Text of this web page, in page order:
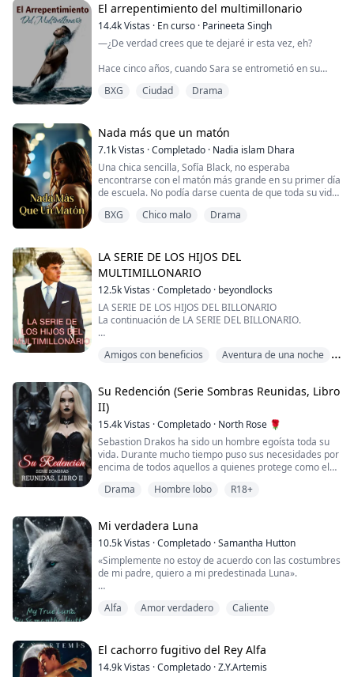
se intensifica, su alma interior reconoce la mía como
su verdadera pareja, lo cual es algo bueno y me hace
feliz por dentro. Aun...
El arrepentimiento del multimillonario
14.4kVistas · En curso · Parineeta Singh
—¿De verdad crees que te dejaré ir esta vez, eh?
Hace cinco años, cuando Sara se entrometió en su
de Dominic. Aunque vivía la vida perfecta de riqueza y
su familia.
Cinco años después, cuando se volvieron a encontrar,
Dominic estaba ...
BXG Ciudad Drama
Nada más que un matón
7.1kVistas ·Completado · Nadia islam Dhara
Una chica sencilla, Sofía Black, no esperaba
encontrarse con el matón más grande en su primer día
de escuela. No podía darse cuenta de que toda su vida
sería tanto agradable como desagradable al mismo
BXG Chico malo Drama
LA SERIE DE LOS HIJOS DEL
MULTIMILLONARIO
12.5kVistas ·Completado · beyondlocks
LA SERIE DE LOS HIJOS DEL BILLONARIO
La continuación de LA SERIE DEL BILLONARIO.
BLSC #2: SU ADMIRADOR SECRETO [AIDEN LOCASON]
BLSC #4: EL LADRÓN DE SU CORAZÓN [ARCHER
NORTH]
BLSC #5: ATRACCIÓN PELIGROSA [MORRIS CESANTIO]
BLSC #6: PRINCESA FUGITIVA [DANIEL CESANTIO]
BLSC #7: UNA NOCHE PA...
Amigos con beneficios
Aventura de una noche
Su Redención (Serie Sombras Reunidas, Libro
II)
15.4kVistas ·Completado · North Rose 🌹
Sebastion Drakos ha sido un hombre egoísta toda su
vida. Durante mucho tiempo puso sus necesidades por
encima de todos aquellos a quienes protege como el
mujer indigna. Ahora que ella se ha ido, deja a
Irina Belova es una esclava. Vicktor es su amo y un
monstruo. La hija...
Drama Hombre lobo R18+
Mi verdadera Luna
10.5kVistas ·Completado ·Samantha Hutton
«Simplemente no estoy de acuerdo con las costumbres
de mi padre, quiero a mi predestinada Luna».
Amelia es huérfana, sus padres se han ido, lo que la ha
apenas sobrevive. Lo que no sabe es que su mundo
entero está a punto de cambiar, todo lo que sab...
Alfa Amor verdadero Caliente
El cachorro fugitivo del Rey Alfa
14.9kVistas ·Completado ·Z.Y.Artemis